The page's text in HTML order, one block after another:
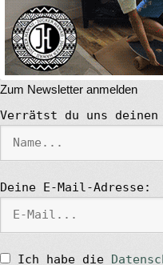
Das Magazin
Stand Up Magazin
SPOT FINDER
Mein Konto
Zum Newsletter anmelden
Verrätst du uns deinen
Deine E-Mail-Adresse:
Ich habe die